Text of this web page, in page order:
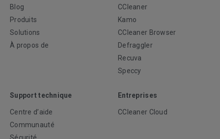
Blog
Produits
Solutions
À propos de
CCleaner
Kamo
CCleaner Browser
Defraggler
Recuva
Speccy
Support technique
Centre d’aide
Communauté
Entreprises
CCleaner Cloud